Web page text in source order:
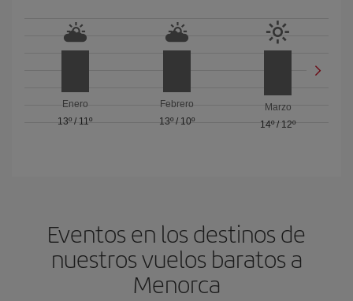
Enero
13º / 11º
Febrero
13º/ 10º
Marzo
14º/ 12º
Eventos en los destinos de
nuestros vuelos baratos a
Menorca